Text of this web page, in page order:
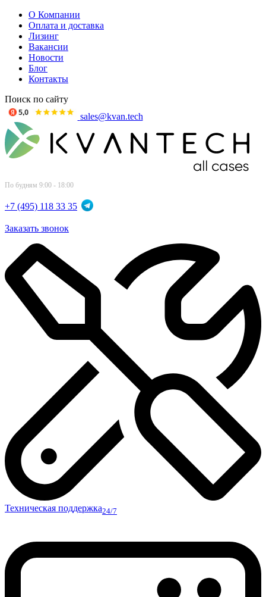
О Компании
Оплата и доставка
Лизинг
Вакансии
Новости
Блог
Контакты
Поиск по сайту
sales@kvan.tech
По будням 9:00 - 18:00
+7 (495) 118 33 35
Заказать звонок
Техническая поддержка24/7